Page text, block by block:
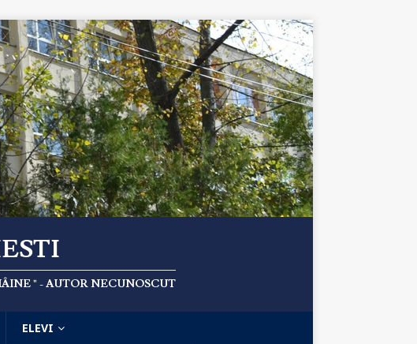
" - AUTOR NECUNOSCUT
ELEVI